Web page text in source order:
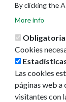
Ayuntamiento
Plaza
By clicking the
More info
Cookies
Las cookies
páginas web a
visitantes con